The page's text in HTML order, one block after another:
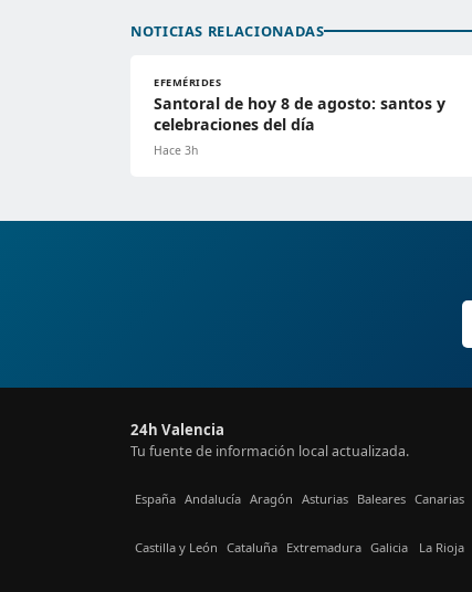
NOTICIAS RELACIONADAS
EFEMÉRIDES
Santoral de hoy 8 de agosto: santos y
celebraciones del día
Hace 3h
24h Valencia
Tu fuente de información local actualizada.
España Andalucía Aragón Asturias Baleares Canarias
Castilla y León Cataluña Extremadura Galicia La Rioja